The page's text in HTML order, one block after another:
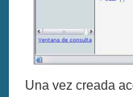
Una vez creada